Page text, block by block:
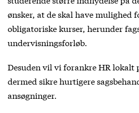
ønsker, at de skal have mulighed
obligatoriske kurser, herunder
undervisningsforløb.
Desuden vil vi forankre HR lokalt
dermed sikre hurtigere
ansøgninger.